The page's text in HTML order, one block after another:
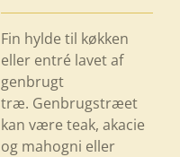
Fin hylde til køkken
eller entré lavet af
genbrugt
træ. Genbrugstræet
kan være teak, akacie
og mahogni eller